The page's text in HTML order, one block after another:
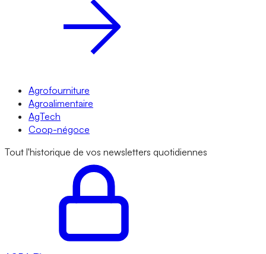
Agrofourniture
Agroalimentaire
AgTech
Coop-négoce
Tout l'historique de vos newsletters quotidiennes